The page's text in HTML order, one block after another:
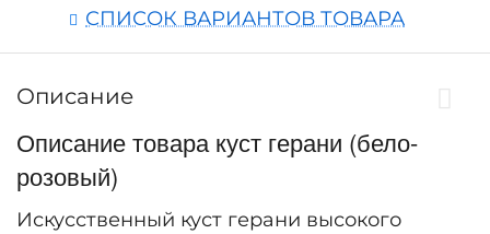
СПИСОК ВАРИАНТОВ ТОВАРА
Описание
Описание товара куст герани (бело-
розовый)
Искусственный куст герани высокого